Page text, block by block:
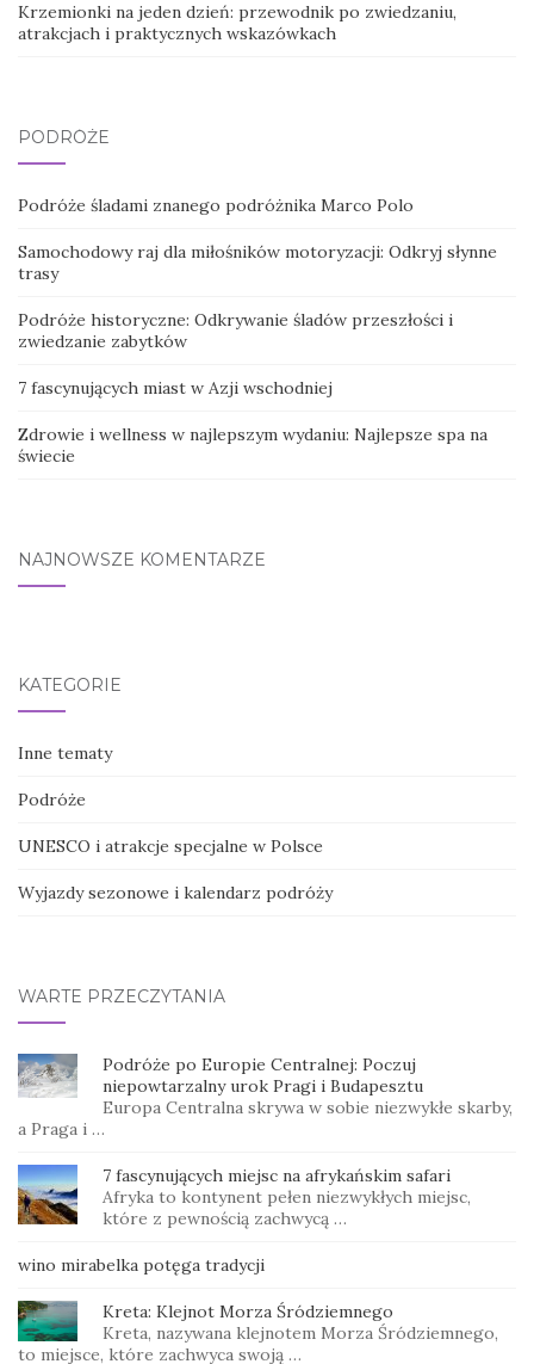
Krzemionki na jeden dzień: przewodnik po zwiedzaniu,
atrakcjach i praktycznych wskazówkach
PODRÓŻE
Podróże śladami znanego podróżnika Marco Polo
Samochodowy raj dla miłośników motoryzacji: Odkryj słynne
trasy
Podróże historyczne: Odkrywanie śladów przeszłości i
zwiedzanie zabytków
7 fascynujących miast w Azji wschodniej
Zdrowie i wellness w najlepszym wydaniu: Najlepsze spa na
świecie
NAJNOWSZE KOMENTARZE
KATEGORIE
Inne tematy
Podróże
UNESCO i atrakcje specjalne w Polsce
Wyjazdy sezonowe i kalendarz podróży
WARTE PRZECZYTANIA
Podróże po Europie Centralnej: Poczuj
niepowtarzalny urok Pragi i Budapesztu
Europa Centralna skrywa w sobie niezwykłe skarby,
a Praga i …
7 fascynujących miejsc na afrykańskim safari
Afryka to kontynent pełen niezwykłych miejsc,
które z pewnością zachwycą …
wino mirabelka potęga tradycji
Kreta: Klejnot Morza Śródziemnego
Kreta, nazywana klejnotem Morza Śródziemnego,
to miejsce, które zachwyca swoją …